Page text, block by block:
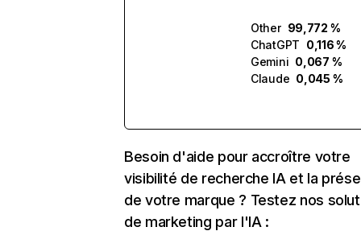
Other 99,772 %
ChatGPT 0,116 %
Gemini 0,067 %
Claude 0,045 %
Besoin d'aide pour accroître votre
visibilité de recherche IA et la
de votre marque ? Testez nos
de marketing par l'IA :